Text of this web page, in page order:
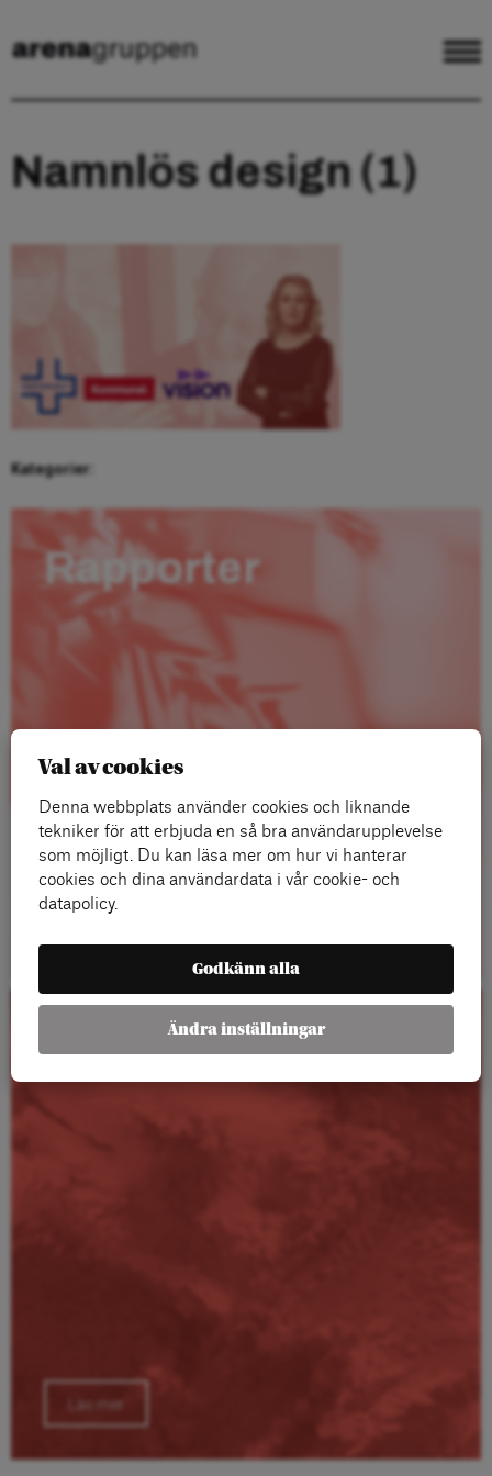
Namnlös design (1)
Kategorier:
Rapporter
Kalender
Läs mer
Val av cookies
Denna webbplats använder cookies och liknande
tekniker för att erbjuda en så bra användarupplevelse
som möjligt. Du kan läsa mer om hur vi hanterar
cookies och dina användardata i vår cookie- och
datapolicy.
Godkänn alla
Ändra inställningar